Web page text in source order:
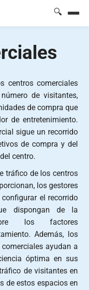
🔍
centros comerciales
de visitantes,
de compra que
de entretenimiento.
sigue un recorrido
de compra y del
centro.
tráfico de los centros
los gestores
el recorrido
dispongan de la
los factores
Además, los
ayudan a
óptima en sus
de visitantes en
de estos espacios en